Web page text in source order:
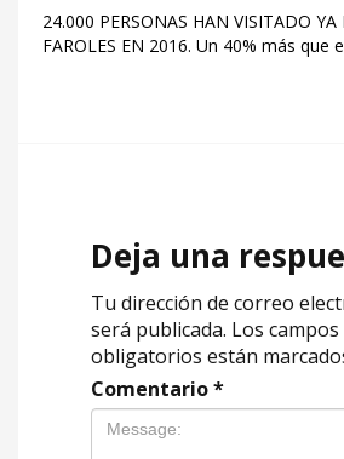
24.000 PERSONAS HAN VISITADO YA
FAROLES EN 2016. Un 40% más que
Deja una
Tu dirección de correo
será publicada. Los campos
obligatorios están
Comentario*